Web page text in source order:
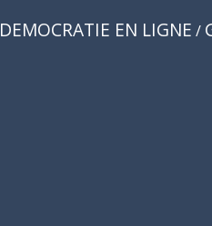
DEMOCRATIE EN LIGNE /